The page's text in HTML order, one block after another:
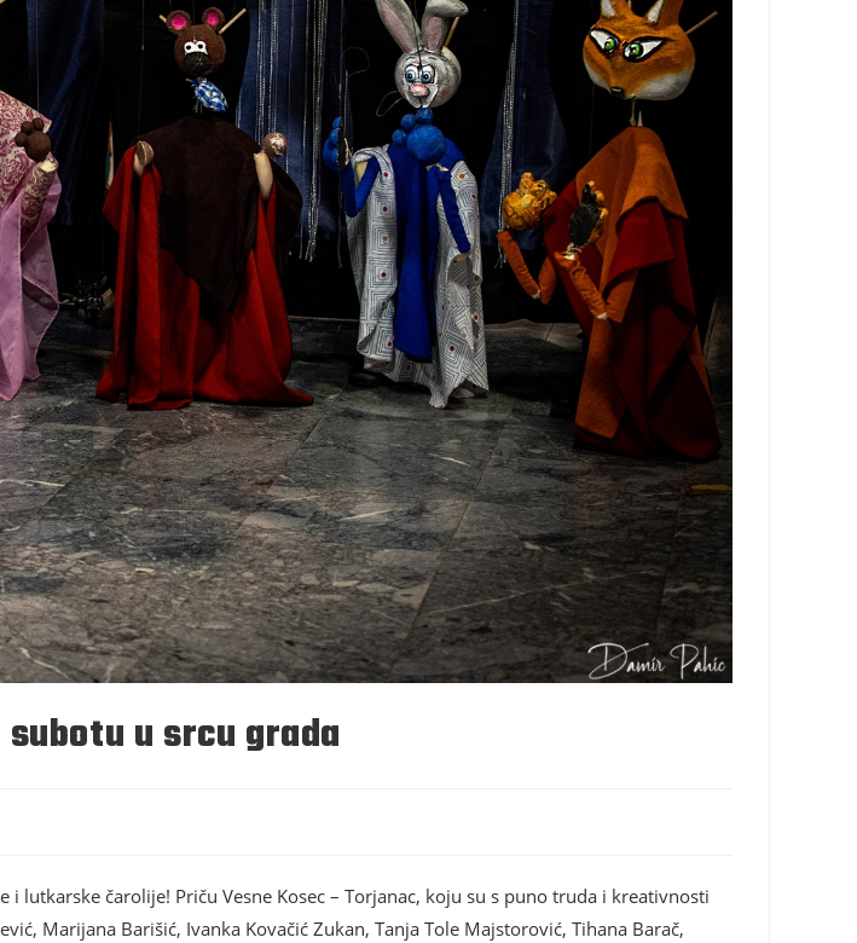
u srcu grada
lutkarske čarolije! Priču Vesne Kosec – Torjanac, koju su s puno truda i kreativnosti
Marijana Barišić, Ivanka Kovačić Zukan, Tanja Tole Majstorović, Tihana Barač,